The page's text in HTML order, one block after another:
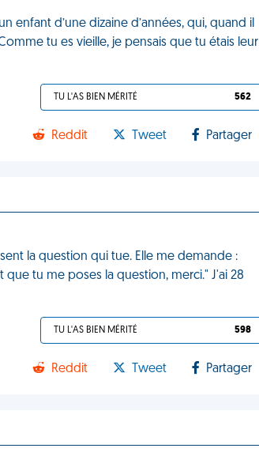
enfant d’une dizaine d’années, qui, quand il
tu es vieille, je pensais que tu étais leur
TU L'AS BIEN MÉRITÉ 562
Reddit Tweet Partager
la question qui tue. Elle me demande :
tu me poses la question, merci." J'ai 28
TU L'AS BIEN MÉRITÉ 598
Reddit Tweet Partager